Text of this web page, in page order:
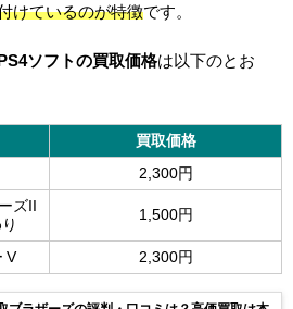
けているのが特徴です。
ソフトの買取価格は以下のとお
買取価格
2,300円
ズII
1,500円
V 2,300円